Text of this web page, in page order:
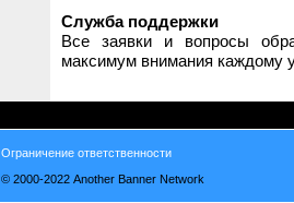
Служба поддержки
Все заявки и вопросы
максимум внимания каждому
Ограничение ответственности
© 2000-2022 Another Banner Network